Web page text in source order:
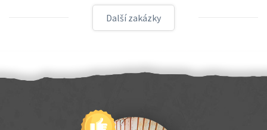
Další zakázky